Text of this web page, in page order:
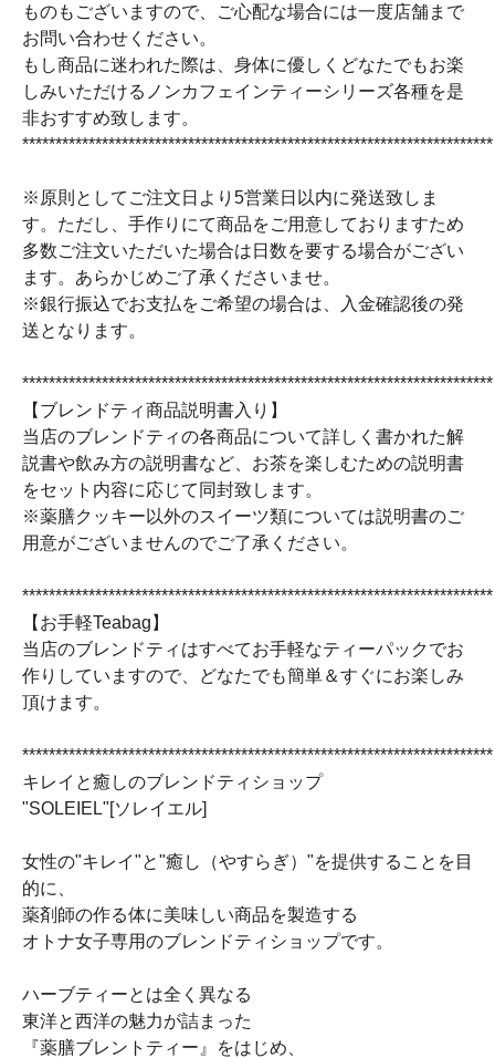
ものもございますので、ご心配な場合には一度店舗まで
お問い合わせください。
もし商品に迷われた際は、身体に優しくどなたでもお楽
しみいただけるノンカフェインティーシリーズ各種を是
非おすすめ致します。
***********************************************************************
※原則としてご注文日より5営業日以内に発送致しま
す。ただし、手作りにて商品をご用意しておりますため
多数ご注文いただいた場合は日数を要する場合がござい
ます。あらかじめご了承くださいませ。
※銀行振込でお支払をご希望の場合は、入金確認後の発
送となります。
***********************************************************************
【ブレンドティ商品説明書入り】
当店のブレンドティの各商品について詳しく書かれた解
説書や飲み方の説明書など、お茶を楽しむための説明書
をセット内容に応じて同封致します。
※薬膳クッキー以外のスイーツ類については説明書のご
用意がございませんのでご了承ください。
***********************************************************************
【お手軽Teabag】
当店のブレンドティはすべてお手軽なティーパックでお
作りしていますので、どなたでも簡単＆すぐにお楽しみ
頂けます。
***********************************************************************
キレイと癒しのブレンドティショップ
"SOLEIEL"[ソレイエル]
女性の"キレイ"と"癒し（やすらぎ）"を提供することを目
的に、
薬剤師の作る体に美味しい商品を製造する
オトナ女子専用のブレンドティショップです。
ハーブティーとは全く異なる
東洋と西洋の魅力が詰まった
『薬膳ブレントティー』をはじめ、